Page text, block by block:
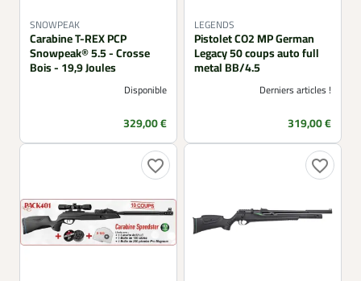
SNOWPEAK
Carabine T-REX PCP
Snowpeak® 5.5 - Crosse
Bois - 19,9 Joules
Disponible
Prix
329,00 €
LEGENDS
Pistolet CO2 MP German
Legacy 50 coups auto full
metal BB/4.5
Derniers articles !
Prix
319,00 €
favorite_border favorite_border